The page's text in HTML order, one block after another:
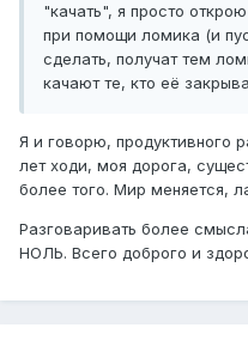
"качать", я просто
при помощи ломика (и
сделать, получат тем
качают те, кто её
Я и говорю, продуктивного
лет ходи, моя дорога,
более того. Мир меняется,
Разговаривать более
НОЛЬ. Всего доброго и